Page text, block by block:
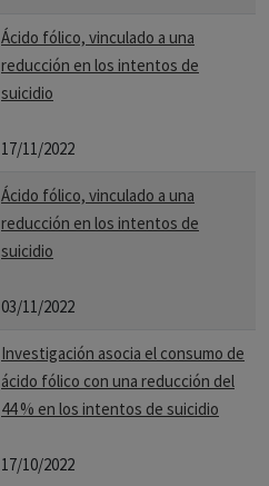
Ácido fólico, vinculado a una
reducción en los intentos de
suicidio
17/11/2022
Ácido fólico, vinculado a una
reducción en los intentos de
suicidio
03/11/2022
Investigación asocia el consumo de
ácido fólico con una reducción del
44 % en los intentos de suicidio
17/10/2022